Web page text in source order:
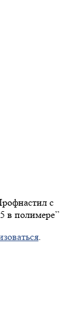
с
в полимере”
.